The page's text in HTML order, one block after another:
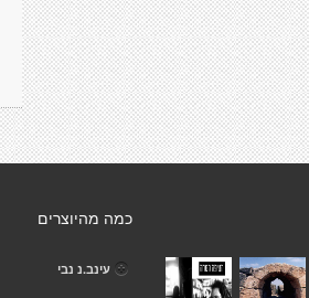
כמה מהיוצרים
עינב.נ נבי